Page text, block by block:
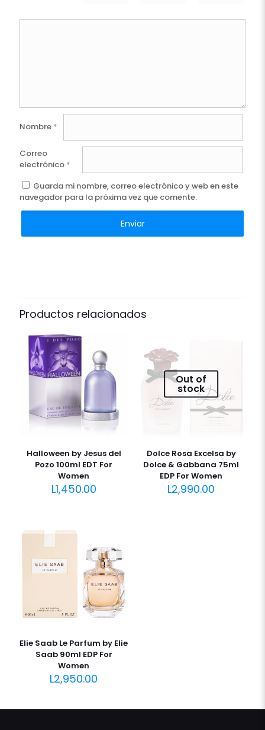
Nombre *
Correo
electrónico *
Guarda mi nombre, correo electrónico y web en este
navegador para la próxima vez que comente.
Productos relacionados
Halloween by Jesus del
Pozo 100ml EDT For
Women
L1,450.00
Out of
stock
Dolce Rosa Excelsa by
Dolce & Gabbana 75ml
EDP For Women
L2,990.00
Elie Saab Le Parfum by Elie
Saab 90ml EDP For
Women
L2,950.00